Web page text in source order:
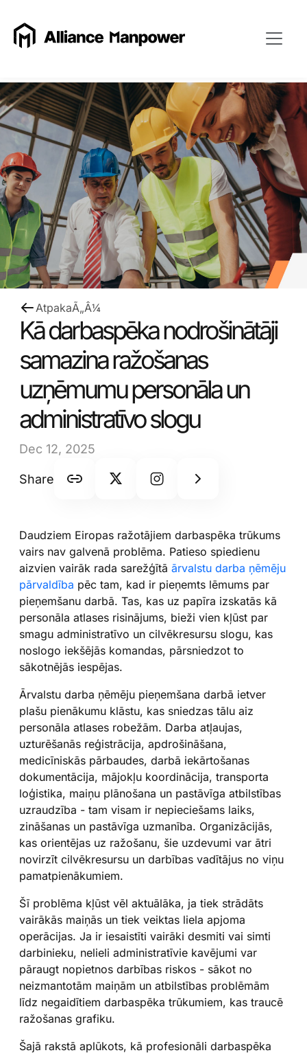
AtpakaÃ„Â¼
Kā darbaspēka nodrošinātāji
samazina ražošanas
uzņēmumu personāla un
administratīvo slogu
Dec 12, 2025
Share
Daudziem Eiropas ražotājiem darbaspēka trūkums
vairs nav galvenā problēma. Patieso spiedienu
aizvien vairāk rada sarežģītā ārvalstu darba ņēmēju
pārvaldība pēc tam, kad ir pieņemts lēmums par
pieņemšanu darbā. Tas, kas uz papīra izskatās kā
personāla atlases risinājums, bieži vien kļūst par
smagu administratīvo un cilvēkresursu slogu, kas
noslogo iekšējās komandas, pārsniedzot to
sākotnējās iespējas.
Ārvalstu darba ņēmēju pieņemšana darbā ietver
plašu pienākumu klāstu, kas sniedzas tālu aiz
personāla atlases robežām. Darba atļaujas,
uzturēšanās reģistrācija, apdrošināšana,
medicīniskās pārbaudes, darbā iekārtošanas
dokumentācija, mājokļu koordinācija, transporta
loģistika, maiņu plānošana un pastāvīga atbilstības
uzraudzība - tam visam ir nepieciešams laiks,
zināšanas un pastāvīga uzmanība. Organizācijās,
kas orientējas uz ražošanu, šie uzdevumi var ātri
novirzīt cilvēkresursu un darbības vadītājus no viņu
pamatpienākumiem.
Šī problēma kļūst vēl aktuālāka, ja tiek strādāts
vairākās maiņās un tiek veiktas liela apjoma
operācijas. Ja ir iesaistīti vairāki desmiti vai simti
darbinieku, nelieli administratīvie kavējumi var
pāraugt nopietnos darbības riskos - sākot no
neizmantotām maiņām un atbilstības problēmām
līdz negaidītiem darbaspēka trūkumiem, kas traucē
ražošanas grafiku.
Šajā rakstā aplūkots, kā profesionāli darbaspēka